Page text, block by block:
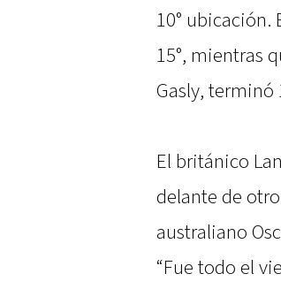
10°
15°, mientras
Gasly, terminó
El británico
delante de
australiano
“Fue todo el